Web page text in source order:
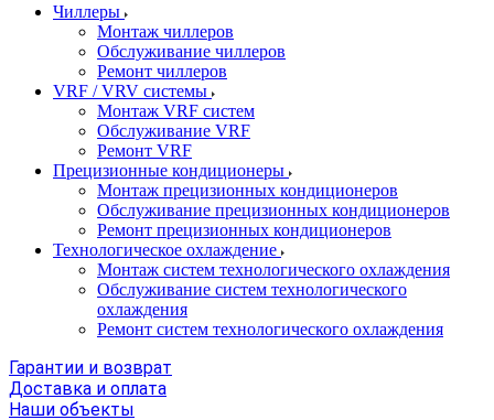
Чиллеры
Монтаж чиллеров
Обслуживание чиллеров
Ремонт чиллеров
VRF / VRV системы
Монтаж VRF систем
Обслуживание VRF
Ремонт VRF
Прецизионные кондиционеры
Монтаж прецизионных кондиционеров
Обслуживание прецизионных кондиционеров
Ремонт прецизионных кондиционеров
Технологическое охлаждение
Монтаж систем технологического охлаждения
Обслуживание систем технологического
охлаждения
Ремонт систем технологического охлаждения
Гарантии и возврат
Доставка и оплата
Наши объекты